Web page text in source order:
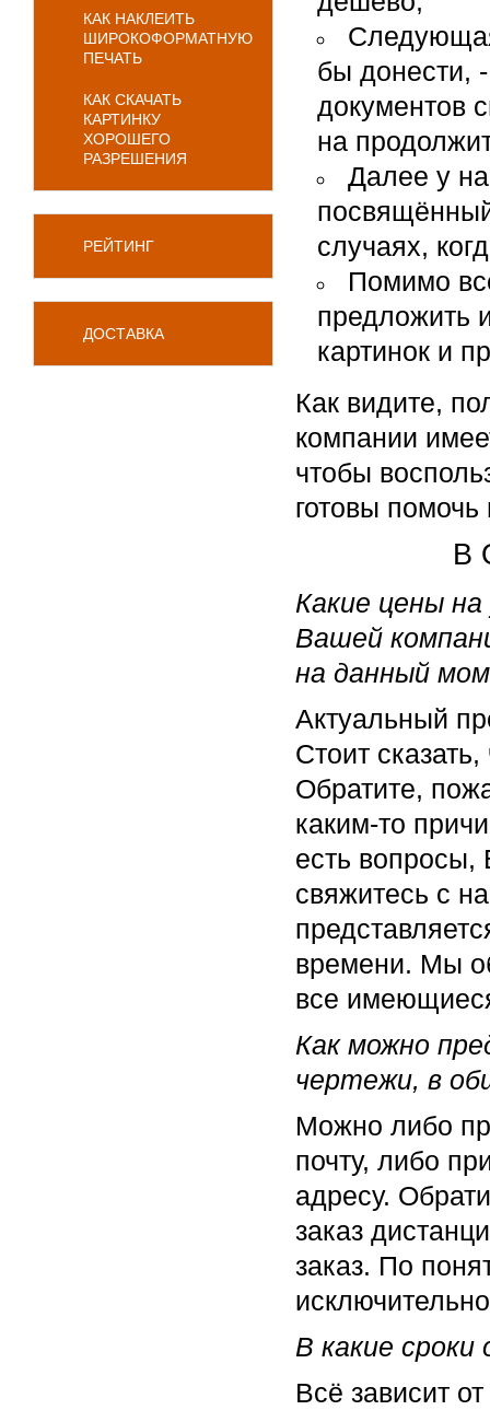
КАК НАКЛЕИТЬ
ШИРОКОФОРМАТНУЮ
ПЕЧАТЬ
КАК СКАЧАТЬ
КАРТИНКУ
ХОРОШЕГО
РАЗРЕШЕНИЯ
РЕЙТИНГ
ДОСТАВКА
бы донести,
документов
на
Далее у
случаях,
Помимо
предложить
картинок и
Как видите,
компании
чтобы
готовы помочь
В
Какие цены
Вашей
на данный
Актуальный
Стоит
Обратите,
каким-то
есть вопросы,
свяжитесь с
времени. Мы
все
Как можно
чертежи, в
Можно либо
почту, либо
адресу.
заказ
заказ. По
В какие сроки
Всё зависит